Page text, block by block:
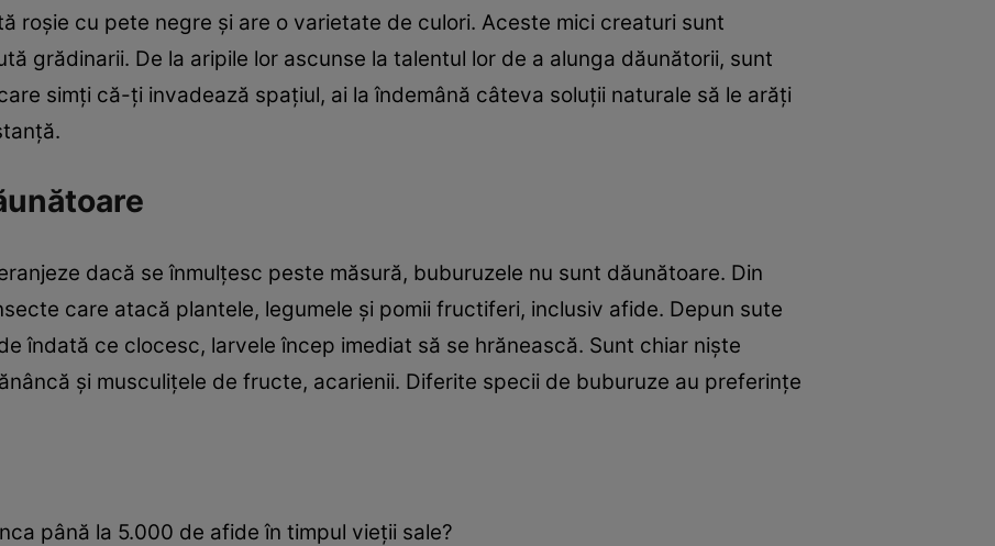
roşie cu pete negre şi are o varietate de culori. Aceste mici creaturi sunt
grădinarii. De la aripile lor ascunse la talentul lor de a alunga dăunătorii, sunt
simţi că-ţi invadează spaţiul, ai la îndemână câteva soluţii naturale să le arăţi
dacă se înmulţesc peste măsură, buburuzele nu sunt dăunătoare. Din
care atacă plantele, legumele şi pomii fructiferi, inclusiv afide. Depun sute
îndată ce clocesc, larvele încep imediat să se hrănească. Sunt chiar nişte
şi musculiţele de fructe, acarienii. Diferite specii de buburuze au preferinţe
până la 5.000 de afide în timpul vieţii sale?